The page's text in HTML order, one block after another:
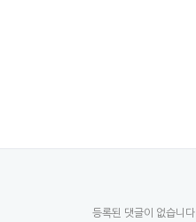
등록된 댓글이 없습니다.